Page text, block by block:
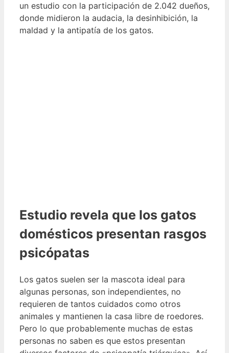
un estudio con la participación de 2.042 dueños,
donde midieron la audacia, la desinhibición, la
maldad y la antipatía de los gatos.
Estudio revela que los gatos
domésticos presentan rasgos
psicópatas
Los gatos suelen ser la mascota ideal para
algunas personas, son independientes, no
requieren de tantos cuidados como otros
animales y mantienen la casa libre de roedores.
Pero lo que probablemente muchas de estas
personas no saben es que estos presentan